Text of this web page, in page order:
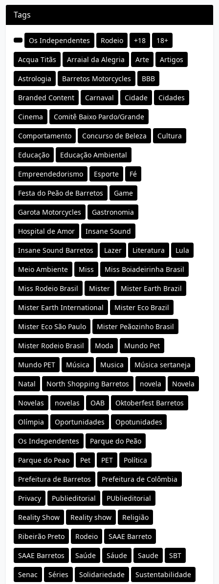
Tags
Os Independentes Rodeio +18 18+
Acqua Titãs Arraial da Alegria Arte Artigos
Astrologia Barretos Motorcycles BBB
Branded Content Carnaval Cidade Cidades
Cinema Comitê Baixo Pardo/Grande
Comportamento Concurso de Beleza Cultura
Educação Educação Ambiental
Empreendedorismo Esporte Fé
Festa do Peão de Barretos Game
Garota Motorcycles Gastronomia
Hospital de Amor Insane Sound
Insane Sound Barretos Lazer Literatura Lula
Meio Ambiente Miss Miss Boiadeirinha Brasil
Miss Rodeio Brasil Mister Mister Earth Brazil
Mister Earth International Mister Eco Brazil
Mister Eco São Paulo Mister Peãozinho Brasil
Mister Rodeio Brasil Moda Mundo Pet
Mundo PET Música Musica Música sertaneja
Natal North Shopping Barretos novela Novela
Novelas novelas OAB Oktoberfest Barretos
Olímpia Oportunidades Opotunidades
Os Independentes Parque do Peão
Parque do Peao Pet PET Política
Prefeitura de Barretos Prefeitura de Colômbia
Privacy Publieditorial PUblieditorial
Reality Show Reality show Religião
Ribeirão Preto Rodeio SAAE Barreto
SAAE Barretos Saúde Sáude Saude SBT
Senac Séries Solidariedade Sustentabilidade